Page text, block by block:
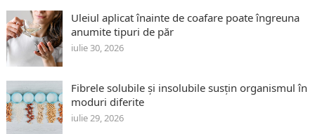
Uleiul aplicat înainte de coafare poate îngreuna
anumite tipuri de păr
iulie 30, 2026
Fibrele solubile și insolubile susțin organismul în
moduri diferite
iulie 29, 2026